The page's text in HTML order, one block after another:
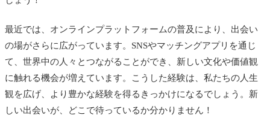
最近では、オンラインプラットフォームの普及により、出会い
の場がさらに広がっています。SNSやマッチングアプリを通じ
て、世界中の人々とつながることができ、新しい文化や価値観
に触れる機会が増えています。こうした経験は、私たちの人生
観を広げ、より豊かな経験を得るきっかけになるでしょう。新
しい出会いが、どこで待っているか分かりません！